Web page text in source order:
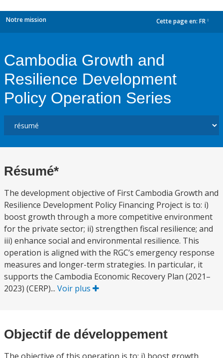
Notre mission Cette page en: FR
Cambodia Growth and
Resilience Development
Policy Operation Series
Résumé*
The development objective of First Cambodia Growth and
Resilience Development Policy Financing Project is to: i)
boost growth through a more competitive environment
for the private sector; ii) strengthen fiscal resilience; and
iii) enhance social and environmental resilience. This
operation is aligned with the RGC’s emergency response
measures and longer-term strategies. In particular, it
supports the Cambodia Economic Recovery Plan (2021–
2023) (CERP)... Voir plus
Objectif de développement